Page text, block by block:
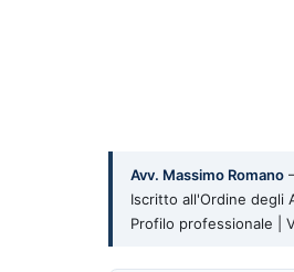
Avv. Massimo Romano
Iscritto all'Ordine degli
Profilo professionale |